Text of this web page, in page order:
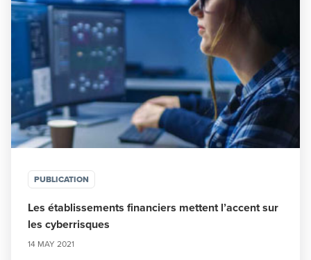
PUBLICATION
Les établissements financiers mettent l’accent sur
les cyberrisques
14 MAY 2021